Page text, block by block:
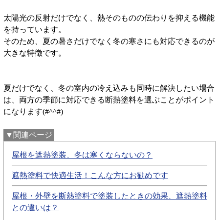
太陽光の反射だけでなく、熱そのものの伝わりを抑える機能
を持っています。
そのため、夏の暑さだけでなく冬の寒さにも対応できるのが
大きな特徴です。
夏だけでなく、冬の室内の冷え込みも同時に解決したい場合
は、両方の季節に対応できる断熱塗料を選ぶことがポイント
になります(#^^#)
▼関連ページ
屋根を遮熱塗装、冬は寒くならないの？
遮熱塗料で快適生活！こんな方にお勧めです
屋根・外壁を断熱塗料で塗装したときの効果、遮熱塗料
との違いは？